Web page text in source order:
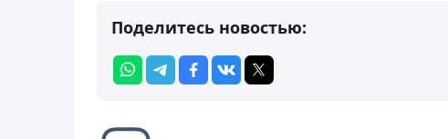
Поделитесь новостью: